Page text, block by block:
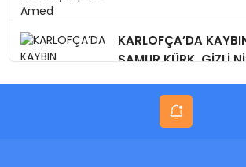
KARLOFÇA’DA
SAMUR KÜRK, GİZLİ